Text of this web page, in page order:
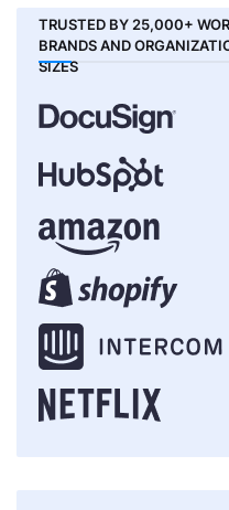
TRUSTED BY 25,000+
BRANDS AND
SIZES